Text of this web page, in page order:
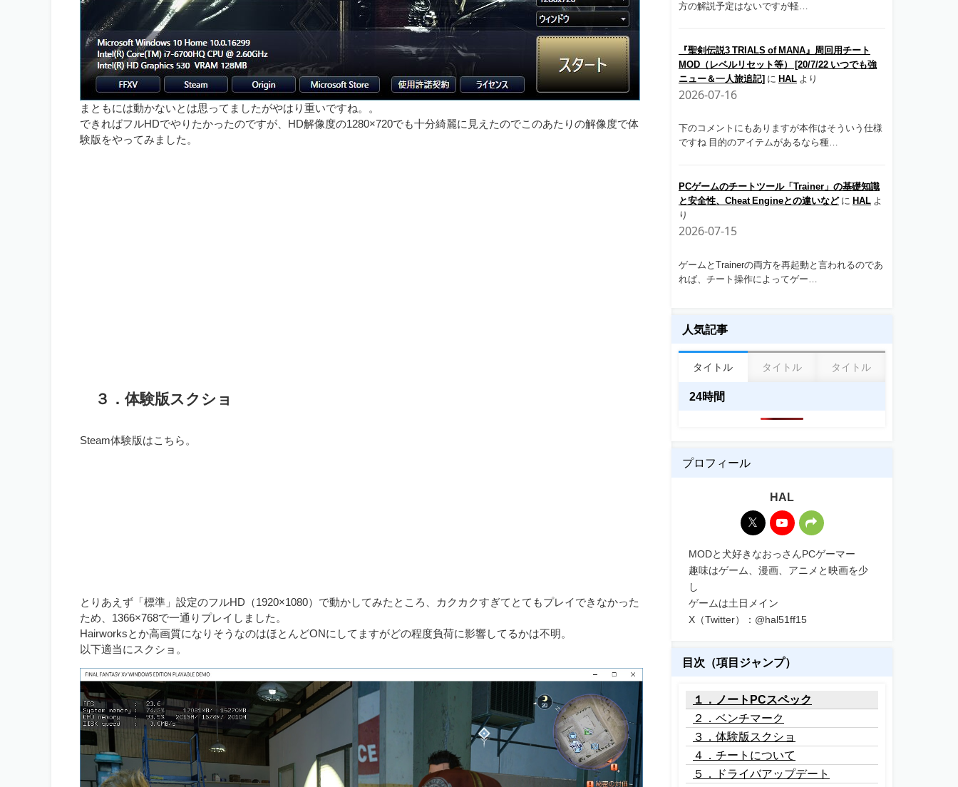
まともには動かないとは思ってましたがやはり重いですね。。
できればフルHDでやりたかったのですが、HD解像度の1280×720でも十分綺麗に見えたのでこのあたりの解像度で体
験版をやってみました。
３．体験版スクショ
Steam体験版はこちら。
とりあえず「標準」設定のフルHD（1920×1080）で動かしてみたところ、カクカクすぎてとてもプレイできなかった
ため、1366×768で一通りプレイしました。
Hairworksとか高画質になりそうなのはほとんどONにしてますがどの程度負荷に影響してるかは不明。
以下適当にスクショ。
方の解説予定はないですが軽…
『聖剣伝説3 TRIALS of MANA』周回用チート
MOD（レベルリセット等） [20/7/22 いつでも強
ニュー＆一人旅追記] に HAL より
2026-07-16
下のコメントにもありますが本作はそういう仕様
ですね 目的のアイテムがあるなら種…
PCゲームのチートツール「Trainer」の基礎知識
と安全性、Cheat Engineとの違いなどに HAL よ
り
2026-07-15
ゲームとTrainerの両方を再起動と言われるのであ
れば、チート操作によってゲー…
人気記事
タイトル タイトル タイトル
24時間
プロフィール
HAL
MODと犬好きなおっさんPCゲーマー
趣味はゲーム、漫画、アニメと映画を少
し
ゲームは土日メイン
X（Twitter）：@hal51ff15
目次（項目ジャンプ）
１．ノートPCスペック
２．ベンチマーク
３．体験版スクショ
４．チートについて
５．ドライバアップデート